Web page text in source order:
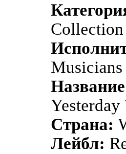
Collection
Musicians
Yesterday
Страна:
Лейбл: